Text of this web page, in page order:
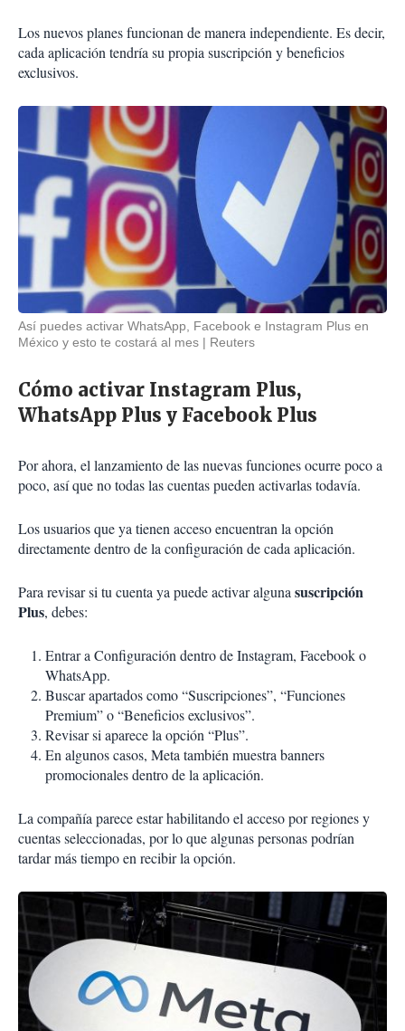
Los nuevos planes funcionan de manera independiente. Es decir,
cada aplicación tendría su propia suscripción y beneficios
exclusivos.
Así puedes activar WhatsApp, Facebook e Instagram Plus en
México y esto te costará al mes
Reuters
Cómo activar Instagram Plus,
WhatsApp Plus y Facebook Plus
Por ahora, el lanzamiento de las nuevas funciones ocurre poco a
poco, así que no todas las cuentas pueden activarlas todavía.
Los usuarios que ya tienen acceso encuentran la opción
directamente dentro de la configuración de cada aplicación.
Para revisar si tu cuenta ya puede activar algunasuscripción
Plus, debes:
Entrar a Configuración dentro de Instagram, Facebook o
WhatsApp.
Buscar apartados como “Suscripciones”, “Funciones
Premium” o “Beneficios exclusivos”.
Revisar si aparece la opción “Plus”.
En algunos casos, Meta también muestra banners
promocionales dentro de la aplicación.
La compañía parece estar habilitando el acceso por regiones y
cuentas seleccionadas, por lo que algunas personas podrían
tardar más tiempo en recibir la opción.